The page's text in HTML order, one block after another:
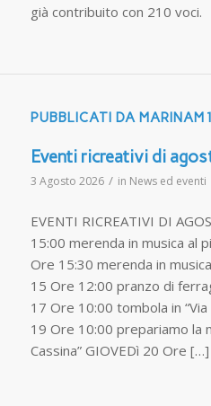
già contribuito con 210 voci.
PUBBLICATI DA
Eventi ricreativi di
3 Agosto 2026 / in News ed eventi
EVENTI RICREATIVI DI
15:00 merenda in musica al
Ore 15:30 merenda in
15 Ore 12:00 pranzo di
17 Ore 10:00 tombola in “Via
19 Ore 10:00 prepariamo la
Cassina” GIOVEDì 20 Ore […]